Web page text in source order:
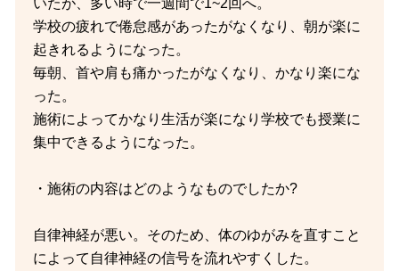
学校の疲れで倦怠感があったがなくなり、朝が楽に
起きれるようになった。
毎朝、首や肩も痛かったがなくなり、かなり楽にな
った。
施術によってかなり生活が楽になり学校でも授業に
集中できるようになった。
・施術の内容はどのようなものでしたか?
自律神経が悪い。そのため、体のゆがみを直すこと
によって自律神経の信号を流れやすくした。